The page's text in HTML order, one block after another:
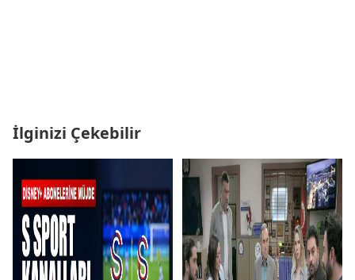
İlginizi Çekebilir